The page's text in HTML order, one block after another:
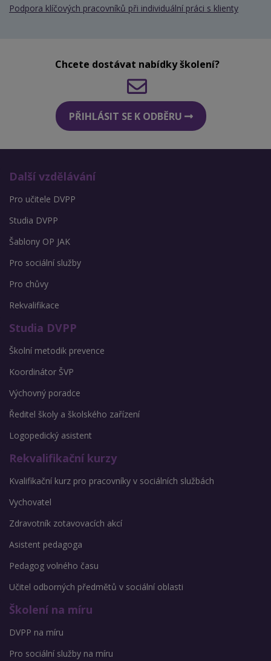
Podpora klíčových pracovníků při individuální práci s klienty
Chcete dostávat nabídky školení?
PŘIHLÁSIT SE K ODBĚRU
Další vzdělávání
Pro učitele DVPP
Studia DVPP
Šablony OP JAK
Pro sociální služby
Pro chůvy
Rekvalifikace
Studia DVPP
Školní metodik prevence
Koordinátor ŠVP
Výchovný poradce
Ředitel školy a školského zařízení
Logopedický asistent
Rekvalifikační kurzy
Kvalifikační kurz pro pracovníky v sociálních službách
Vychovatel
Zdravotník zotavovacích akcí
Asistent pedagoga
Pedagog volného času
Učitel odborných předmětů v sociální oblasti
Školení na míru
DVPP na míru
Pro sociální služby na míru